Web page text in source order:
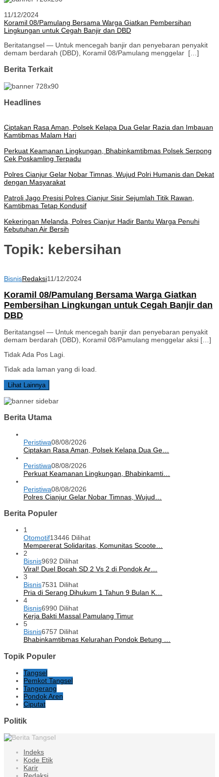
11/12/2024
Koramil 08/Pamulang Bersama Warga Giatkan Pembersihan
Lingkungan untuk Cegah Banjir dan DBD
Beritatangsel — Untuk mencegah banjir dan penyebaran penyakit
demam berdarah (DBD), Koramil 08/Pamulang menggelar […]
Berita Terkait
Headlines
Ciptakan Rasa Aman, Polsek Kelapa Dua Gelar Razia dan Imbauan
Kamtibmas Malam Hari
Perkuat Keamanan Lingkungan, Bhabinkamtibmas Polsek Serpong
Cek Poskamling Terpadu
Polres Cianjur Gelar Nobar Timnas, Wujud Polri Humanis dan Dekat
dengan Masyarakat
Patroli Jago Presisi Polres Cianjur Sisir Sejumlah Titik Rawan,
Kamtibmas Tetap Kondusif
Kekeringan Melanda, Polres Cianjur Hadir Bantu Warga Penuhi
Kebutuhan Air Bersih
Topik: kebersihan
BisnisRedaksi11/12/2024
Koramil 08/Pamulang Bersama Warga Giatkan
Pembersihan Lingkungan untuk Cegah Banjir dan
DBD
Beritatangsel — Untuk mencegah banjir dan penyebaran penyakit
demam berdarah (DBD), Koramil 08/Pamulang menggelar aksi […]
Tidak Ada Pos Lagi.
Tidak ada laman yang di load.
Lihat Lainnya
Berita Utama
Peristiwa08/08/2026
Ciptakan Rasa Aman, Polsek Kelapa Dua Ge…
Peristiwa08/08/2026
Perkuat Keamanan Lingkungan, Bhabinkamti…
Peristiwa08/08/2026
Polres Cianjur Gelar Nobar Timnas, Wujud…
Berita Populer
1
Otomotif13446 Dilihat
Mempererat Solidaritas, Komunitas Scoote…
2
Bisnis9692 Dilihat
Viral! Duel Bocah SD 2 Vs 2 di Pondok Ar…
3
Bisnis7531 Dilihat
Pria di Serang Dihukum 1 Tahun 9 Bulan K…
4
Bisnis6990 Dilihat
Kerja Bakti Massal Pamulang Timur
5
Bisnis6757 Dilihat
Bhabinkamtibmas Kelurahan Pondok Betung …
Topik Populer
Tangsel
Pemkot Tangsel
Tangerang
Pondok Aren
Ciputat
Politik
Indeks
Kode Etik
Karir